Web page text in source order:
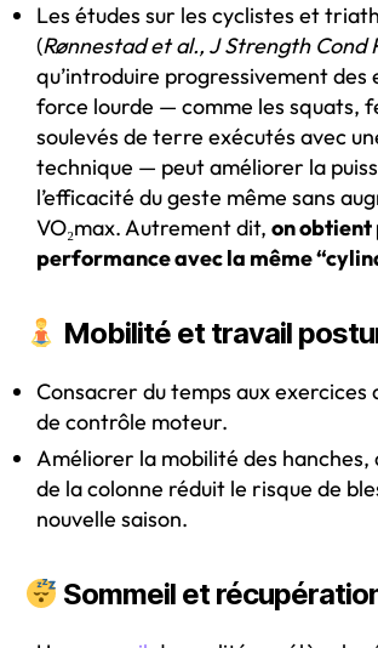
Les études sur les cyclistes et
(Rønnestad et al., J Strength Cond
qu’introduire progressivement des
force lourde — comme les squats,
soulevés de terre exécutés avec
technique — peut améliorer la
l’efficacité du geste même sans
VO₂max. Autrement dit, on obtient
performance avec la même
Mobilité et travail
Consacrer du temps aux exercices
de contrôle moteur.
Améliorer la mobilité des hanches,
de la colonne réduit le risque de
nouvelle saison.
Sommeil et